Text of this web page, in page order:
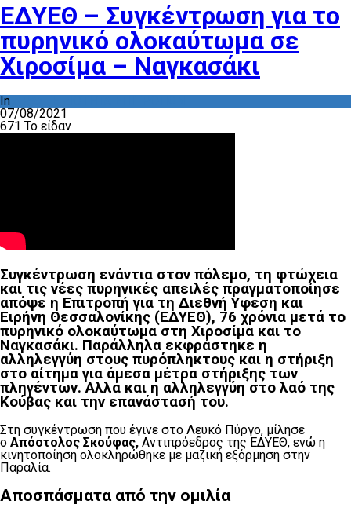
ΕΔΥΕΘ – Συγκέντρωση για το
πυρηνικό ολοκαύτωμα σε
Χιροσίμα – Ναγκασάκι
In
07/08/2021
671 Το είδαν
Συγκέντρωση ενάντια στον πόλεμο, τη φτώχεια
και τις νέες πυρηνικές απειλές πραγματοποίησε
απόψε η Επιτροπή για τη Διεθνή Υφεση και
Ειρήνη Θεσσαλονίκης (ΕΔΥΕΘ), 76 χρόνια μετά το
πυρηνικό ολοκαύτωμα στη Χιροσίμα και το
Ναγκασάκι. Παράλληλα εκφράστηκε η
αλληλεγγύη στους πυρόπληκτους και η στήριξη
στο αίτημα για άμεσα μέτρα στήριξης των
πληγέντων. Αλλά και η αλληλεγγύη στο λαό της
Κούβας και την επανάστασή του.
Στη συγκέντρωση που έγινε στο Λευκό Πύργο, μίλησε
ο Απόστολος Σκούφας, Αντιπρόεδρος της ΕΔΥΕΘ, ενώ η
κινητοποίηση ολοκληρώθηκε με μαζική εξόρμηση στην
Παραλία.
Αποσπάσματα από την ομιλία